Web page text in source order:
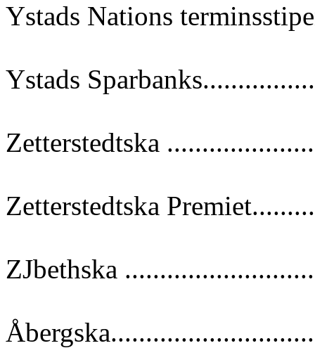
Ystads Nations
Ystads
Zetterstedtska
Zetterstedtska
ZJbethska